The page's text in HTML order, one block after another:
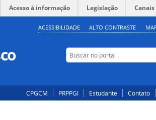
Acesso à informação Legislação Canais
ACESSIBILIDADE ALTO CONTRASTE
Buscar no portal
CPGCM PRPPGI Estudante Contato